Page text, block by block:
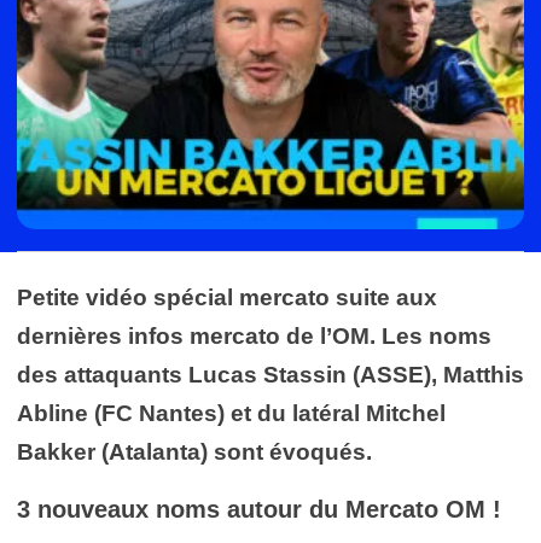
Petite vidéo spécial mercato suite aux
dernières infos mercato de l’OM. Les noms
des attaquants Lucas Stassin (ASSE), Matthis
Abline (FC Nantes) et du latéral Mitchel
Bakker (Atalanta) sont évoqués.
3 nouveaux noms autour du Mercato OM !